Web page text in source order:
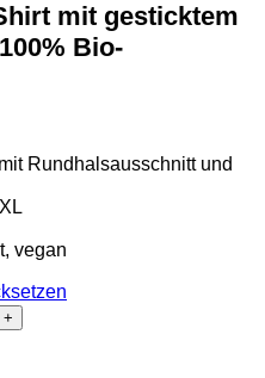
mit gesticktem
Bio-
Rundhalsausschnitt und
vegan